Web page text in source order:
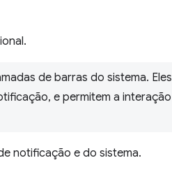
de barras do sistema. Eles
e permitem a interação
notificação e do sistema.